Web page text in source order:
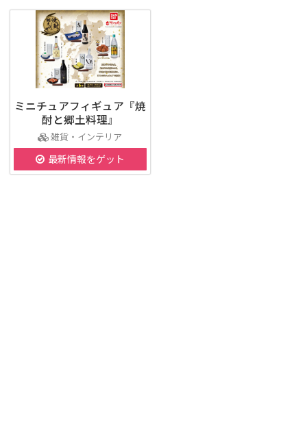
ミニチュアフィギュア『焼
酎と郷土料理』
雑貨・インテリア
最新情報をゲット